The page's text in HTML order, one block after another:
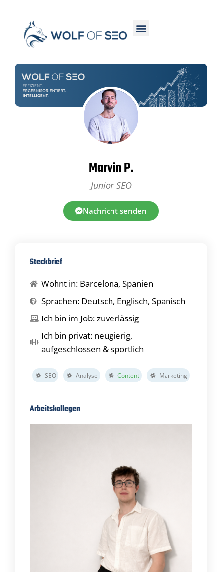
Marvin P.
Junior SEO
Nachricht senden
Steckbrief
Wohnt in: Barcelona, Spanien
Sprachen: Deutsch, Englisch, Spanisch
Ich bin im Job: zuverlässig
Ich bin privat: neugierig,
aufgeschlossen & sportlich
SEO Analyse Content Marketing
Arbeitskollegen